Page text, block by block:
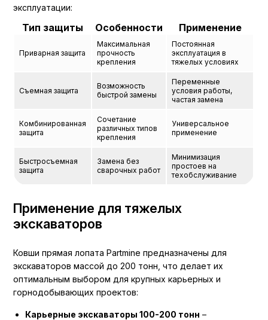
эксплуатации:
Тип защиты Особенности Применение
Приварная защита
Максимальная
прочность
крепления
Постоянная
эксплуатация в
тяжелых условиях
Съемная защита
Возможность
быстрой замены
Переменные
условия работы,
частая замена
Комбинированная
защита
Сочетание
различных типов
крепления
Универсальное
применение
Быстросъемная
защита
Замена без
сварочных работ
Минимизация
простоев на
техобслуживание
Применение для тяжелых
экскаваторов
Ковши прямая лопата Partmine предназначены для
экскаваторов массой до 200 тонн, что делает их
оптимальным выбором для крупных карьерных и
горнодобывающих проектов:
Карьерные экскаваторы 100-200 тонн –